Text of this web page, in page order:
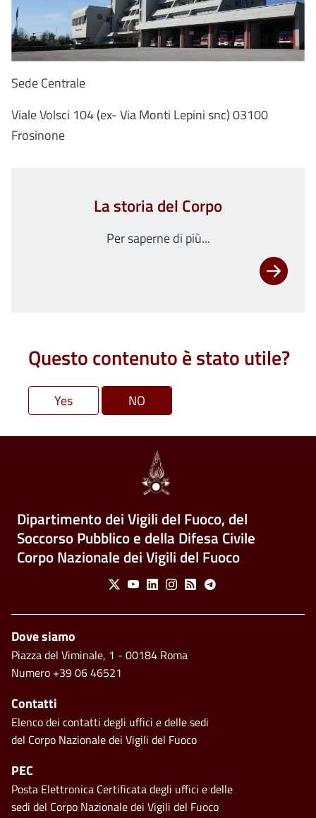
Sede Centrale
Viale Volsci 104 (ex- Via Monti Lepini snc) 03100
Frosinone
La storia del Corpo
Per saperne di più...
Questo contenuto è stato utile?
Dipartimento dei Vigili del Fuoco, del
Soccorso Pubblico e della Difesa Civile
Corpo Nazionale dei Vigili del Fuoco
Social Menu
X YoutubeLinkedinInstagram
Feed Telegram
Piè di pagina
Dove siamo
Piazza del Viminale, 1 - 00184 Roma
Numero +39 06 46521
Contatti
Elenco dei contatti degli uffici e delle sedi
del Corpo Nazionale dei Vigili del Fuoco
PEC
Posta Elettronica Certificata degli uffici e delle
sedi del Corpo Nazionale dei Vigili del Fuoco